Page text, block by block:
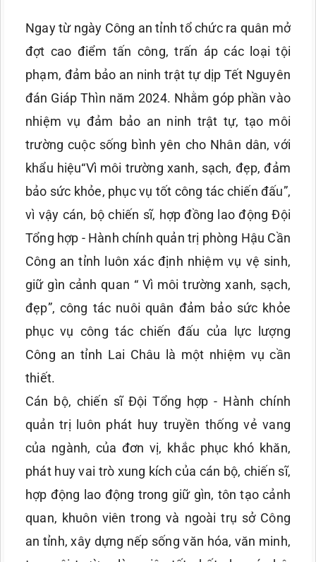
Ngay từ ngày Công an tỉnh tổ chức ra quân mở
đợt cao điểm tấn công, trấn áp các loại tội
phạm, đảm bảo an ninh trật tự dịp Tết Nguyên
đán Giáp Thìn năm 2024. Nhằm góp phần vào
nhiệm vụ đảm bảo an ninh trật tự, tạo môi
trường cuộc sống bình yên cho Nhân dân, với
khẩu hiệu“Vì môi trường xanh, sạch, đẹp, đảm
bảo sức khỏe, phục vụ tốt công tác chiến đấu”,
vì vậy cán, bộ chiến sĩ, hợp đồng lao động Đội
Tổng hợp - Hành chính quản trị phòng Hậu Cần
Công an tỉnh luôn xác định nhiệm vụ vệ sinh,
giữ gìn cảnh quan “ Vì môi trường xanh, sạch,
đẹp”, công tác nuôi quân đảm bảo sức khỏe
phục vụ công tác chiến đấu của lực lượng
Công an tỉnh Lai Châu là một nhiệm vụ cần
thiết.
Cán bộ, chiến sĩ Đội Tổng hợp - Hành chính
quản trị luôn phát huy truyền thống vẻ vang
của ngành, của đơn vị, khắc phục khó khăn,
phát huy vai trò xung kích của cán bộ, chiến sĩ,
hợp động lao động trong giữ gìn, tôn tạo cảnh
quan, khuôn viên trong và ngoài trụ sở Công
an tỉnh, xây dựng nếp sống văn hóa, văn minh,